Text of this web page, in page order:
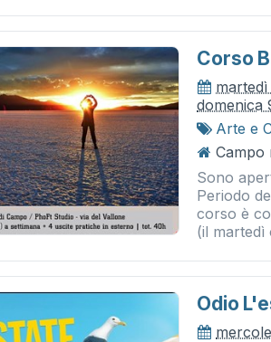
Corso
domenica
Arte e
Campo
Sono
Periodo
corso è
(il martedì
Odio